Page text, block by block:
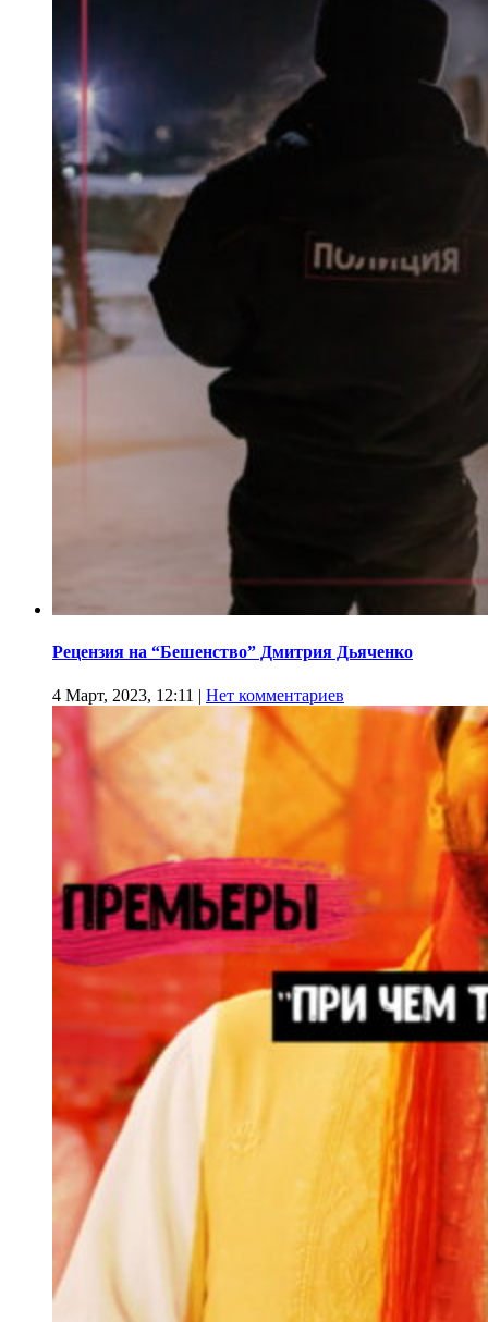
Рецензия на “Бешенство” Дмитрия Дьяченко
4 Март, 2023, 12:11 | Нет комментариев